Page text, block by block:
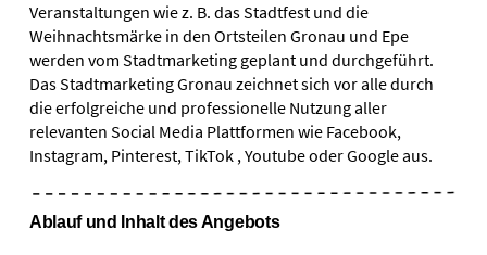
Veranstaltungen wie z. B. das Stadtfest und die
Weihnachtsmärke in den Ortsteilen Gronau und Epe
werden vom Stadtmarketing geplant und durchgeführt.
Das Stadtmarketing Gronau zeichnet sich vor alle durch
die erfolgreiche und professionelle Nutzung aller
relevanten Social Media Plattformen wie Facebook,
Instagram, Pinterest, TikTok , Youtube oder Google aus.
Ablauf und Inhalt des Angebots